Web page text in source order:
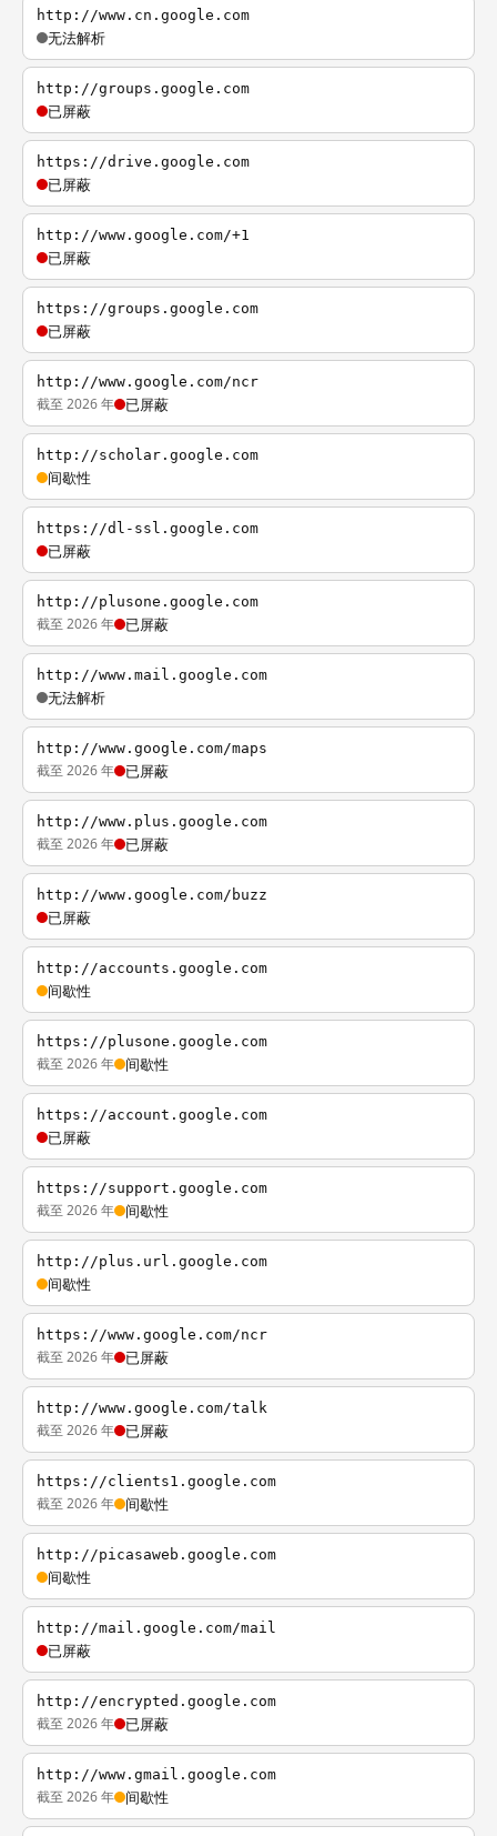
http://www.cn.google.com
无法解析
http://groups.google.com
已屏蔽
https://drive.google.com
已屏蔽
http://www.google.com/+1
已屏蔽
https://groups.google.com
已屏蔽
http://www.google.com/ncr
截至 2026 年 已屏蔽
http://scholar.google.com
间歇性
https://dl-ssl.google.com
已屏蔽
http://plusone.google.com
截至 2026 年 已屏蔽
http://www.mail.google.com
无法解析
http://www.google.com/maps
截至 2026 年 已屏蔽
http://www.plus.google.com
截至 2026 年 已屏蔽
http://www.google.com/buzz
已屏蔽
http://accounts.google.com
间歇性
https://plusone.google.com
截至 2026 年 间歇性
https://account.google.com
已屏蔽
https://support.google.com
截至 2026 年 间歇性
http://plus.url.google.com
间歇性
https://www.google.com/ncr
截至 2026 年 已屏蔽
http://www.google.com/talk
截至 2026 年 已屏蔽
https://clients1.google.com
截至 2026 年 间歇性
http://picasaweb.google.com
间歇性
http://mail.google.com/mail
已屏蔽
http://encrypted.google.com
截至 2026 年 已屏蔽
http://www.gmail.google.com
截至 2026 年 间歇性